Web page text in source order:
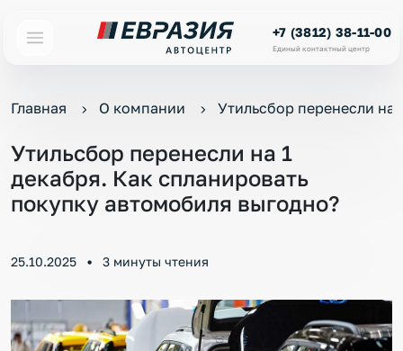
+7 (3812) 38-11-00
Единый контактный центр
Главная О компании Утильсбор перенесли на
Утильсбор перенесли на 1
декабря. Как спланировать
покупку автомобиля выгодно?
25.10.2025 3 минуты чтения